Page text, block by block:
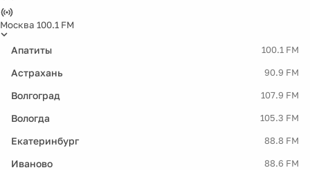
Москва 100.1 FM
Апатиты 100.1 FM
Астрахань 90.9 FM
Волгоград 107.9 FM
Вологда 105.3 FM
Екатеринбург 88.8 FM
Иваново 88.6 FM